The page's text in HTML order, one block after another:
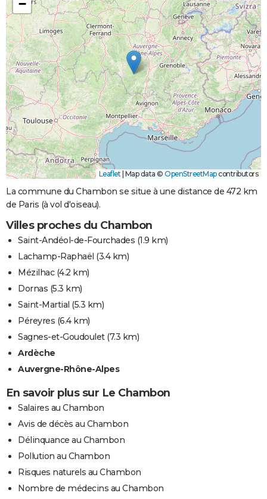
−
Leaflet Map data © OpenStreetMapcontributors
La commune du Chambon se situe à une distance de 472 km
de Paris (à vol d'oiseau).
Villes proches du Chambon
Saint-Andéol-de-Fourchades (1.9 km)
Lachamp-Raphaël (3.4 km)
Mézilhac(4.2 km)
Dornas (5.3 km)
Saint-Martial (5.3 km)
Péreyres (6.4 km)
Sagnes-et-Goudoulet(7.3 km)
Ardèche
Auvergne-Rhône-Alpes
En savoir plus sur Le Chambon
Salaires au Chambon
Avis de décès au Chambon
Délinquance au Chambon
Pollution au Chambon
Risques naturels au Chambon
Nombre de médecins au Chambon